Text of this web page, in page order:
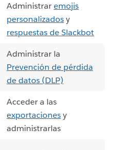
Administraremojis
personalizadosy
respuestas de Slackbot
Administrar la
Prevención de pérdida
de datos (DLP)
Acceder a las
exportacionesy
administrarlas